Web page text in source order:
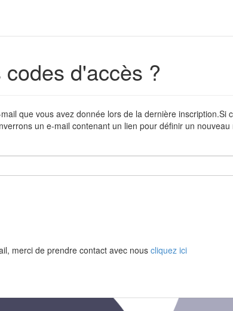
d'accès ?
que vous avez donnée lors de la dernière inscription.Si
un e-mail contenant un lien pour définir un nouveau
merci de prendre contact avec nous cliquez ici